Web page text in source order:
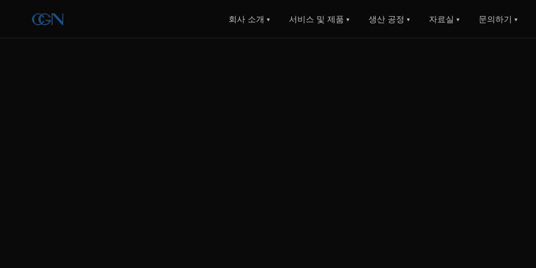
회사 소개 ▾ 서비스 및 제품 ▾ 생산 공정 ▾ 자료실 ▾ 문의하기 ▾